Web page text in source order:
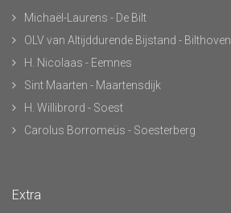
Michaël-Laurens - De Bilt
OLV van Altijddurende Bijstand - Bilthoven
H. Nicolaas - Eemnes
Sint Maarten - Maartensdijk
H. Willibrord - Soest
Carolus Borromeüs - Soesterberg
Extra